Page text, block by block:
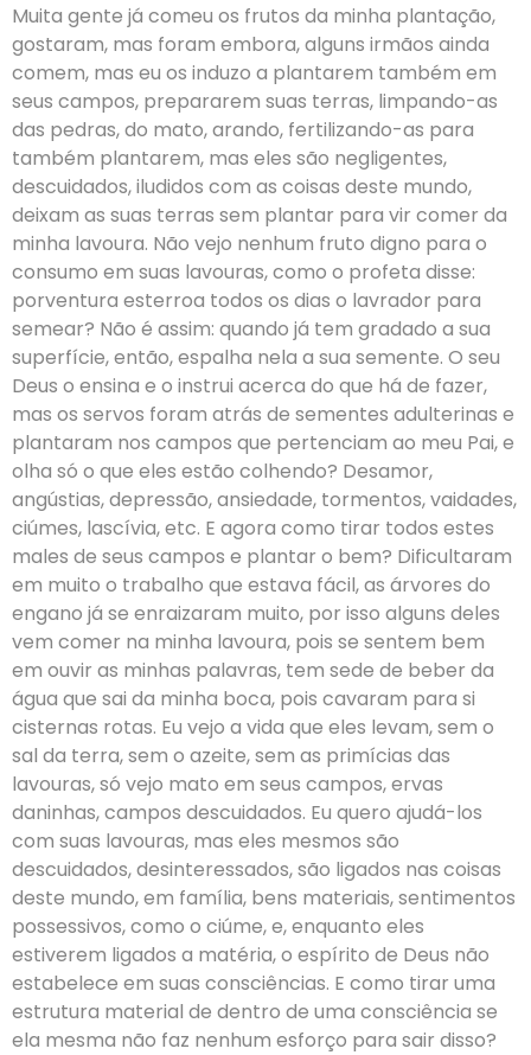
Muita gente já comeu os frutos da minha plantação,
gostaram, mas foram embora, alguns irmãos ainda
comem, mas eu os induzo a plantarem também em
seus campos, prepararem suas terras, limpando-as
das pedras, do mato, arando, fertilizando-as para
também plantarem, mas eles são negligentes,
descuidados, iludidos com as coisas deste mundo,
deixam as suas terras sem plantar para vir comer da
minha lavoura. Não vejo nenhum fruto digno para o
consumo em suas lavouras, como o profeta disse:
porventura esterroa todos os dias o lavrador para
semear? Não é assim: quando já tem gradado a sua
superfície, então, espalha nela a sua semente. O seu
Deus o ensina e o instrui acerca do que há de fazer,
mas os servos foram atrás de sementes adulterinas e
plantaram nos campos que pertenciam ao meu Pai, e
olha só o que eles estão colhendo? Desamor,
angústias, depressão, ansiedade, tormentos, vaidades,
ciúmes, lascívia, etc. E agora como tirar todos estes
males de seus campos e plantar o bem? Dificultaram
em muito o trabalho que estava fácil, as árvores do
engano já se enraizaram muito, por isso alguns deles
vem comer na minha lavoura, pois se sentem bem
em ouvir as minhas palavras, tem sede de beber da
água que sai da minha boca, pois cavaram para si
cisternas rotas. Eu vejo a vida que eles levam, sem o
sal da terra, sem o azeite, sem as primícias das
lavouras, só vejo mato em seus campos, ervas
daninhas, campos descuidados. Eu quero ajudá-los
com suas lavouras, mas eles mesmos são
descuidados, desinteressados, são ligados nas coisas
deste mundo, em família, bens materiais, sentimentos
possessivos, como o ciúme, e, enquanto eles
estiverem ligados a matéria, o espírito de Deus não
estabelece em suas consciências. E como tirar uma
estrutura material de dentro de uma consciência se
ela mesma não faz nenhum esforço para sair disso?